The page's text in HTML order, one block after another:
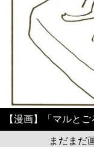
【漫画】「マルと
まだまだ